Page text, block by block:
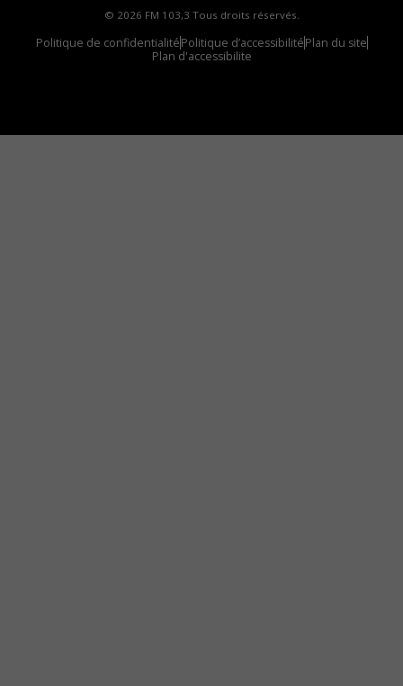
© 2026 FM 103,3 Tous droits réservés.
Politique de confidentialitéPolitique d’accessibilitéPlan du site
Plan d'accessibilite